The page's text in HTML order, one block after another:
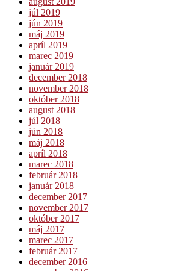
júl 2019
jún 2019
máj 2019
apríl 2019
marec 2019
január 2019
december 2018
november 2018
október 2018
august 2018
júl 2018
jún 2018
máj 2018
apríl 2018
marec 2018
február 2018
január 2018
december 2017
november 2017
október 2017
máj 2017
marec 2017
február 2017
december 2016